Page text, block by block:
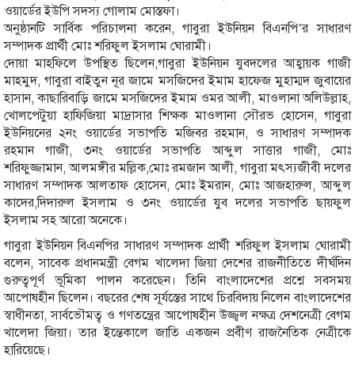
ওয়ার্ডের ইউপি সদস্য গোলাম মোস্তফা।
অনুষ্ঠানটি সার্বিক পরিচালনা করেন, গাবুরা ইউনিয়ন বিএনপি’র সাধারণ
সম্পাদক প্রার্থী মোঃ শরিফুল ইসলাম ঘোরামী।
দোয়া মাহফিলে উপস্থিত ছিলেন,গাবুরা ইউনিয়ন যুবদলের আহ্বায়ক গাজী
মাহমুদ, গাবুরা বাইতুন নূর জামে মসজিদের ইমাম হাফেজ মুহাম্মদ জুবায়ের
হাসান, কাছারিবাড়ি জামে মসজিদের ইমাম ওমর আলী, মাওলানা অলিউল্লাহ,
খোলপেটুয়া হাফিজিয়া মাদ্রাসার শিক্ষক মাওলানা সৌরভ হোসেন, গাবুরা
ইউনিয়নের ২নং ওয়ার্ডের সভাপতি মজিবর রহমান, ও সাধারণ সম্পাদক
রহমান গাজী, ৩নং ওয়ার্ডের সভাপতি আব্দুল সাত্তার গাজী, মোঃ
শরিফুজ্জামান, আলমঙ্গীর মল্লিক,মোঃ রমজান আলী, গাবুরা মৎস্যজীবী দলের
সাধারণ সম্পাদক আলতাফ হোসেন, মোঃ ইমরান, মোঃ আজহারুল, আব্দুল
কাদের,দিদারুল ইসলাম ও ৩নং ওয়ার্ডের যুব দলের সভাপতি ছায়ফুল
ইসলাম সহ আরো অনেকে।
গাবুরা ইউনিয়ন বিএনপির সাধারণ সম্পাদক প্রার্থী শরিফুল ইসলাম ঘোরামী
বলেন, সাবেক প্রধানমন্ত্রী বেগম খালেদা জিয়া দেশের রাজনীতিতে দীর্ঘদিন
গুরুত্বপূর্ণ ভূমিকা পালন করেছেন। তিনি বাংলাদেশের প্রশ্নে সবসময়
আপোষহীন ছিলেন। বছরের শেষ সূর্যস্তের সাথে চিরবিদায় নিলেন বাংলাদেশের
স্বাধীনতা, সার্বভৌমত্ব ও গণতন্ত্রের আপোষহীন উজ্জ্বল নক্ষত্র দেশনেত্রী বেগম
খালেদা জিয়া। তার ইন্তেকালে জাতি একজন প্রবীণ রাজনৈতিক নেত্রীকে
হারিয়েছে।